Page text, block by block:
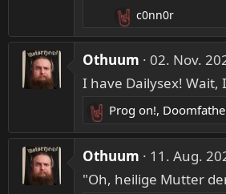
o
e
n
R
e
k
t
o
n
:
c0nn0r
Othuum
02. Nov.
I have Dailysex! Wait,
R
e
a
t
Prog on!,
Othuum
11. Aug.
"Oh, heilige Mutter